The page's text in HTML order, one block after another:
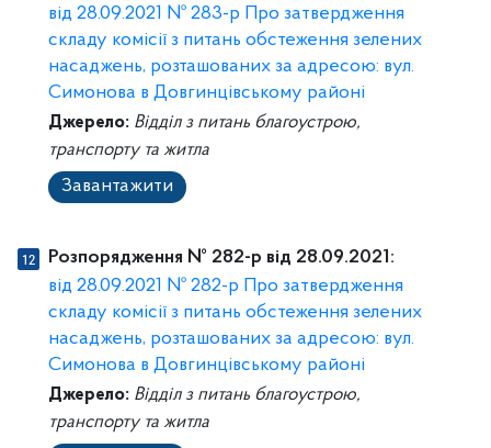
від 28.09.2021 № 283-р Про затвердження
складу комісії з питань обстеження зелених
насаджень, розташованих за адресою: вул.
Симонова в Довгинцівському районі
Джерело: Відділ з питань благоустрою,
транспорту та житла
Завантажити
Розпорядження № 282-р від 28.09.2021:
від 28.09.2021 № 282-р Про затвердження
складу комісії з питань обстеження зелених
насаджень, розташованих за адресою: вул.
Симонова в Довгинцівському районі
Джерело: Відділ з питань благоустрою,
транспорту та житла